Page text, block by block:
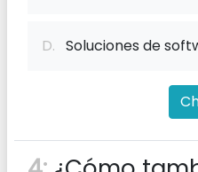
D. Soluciones de